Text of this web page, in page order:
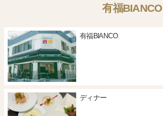
有福BIANCO
有福BIANCO
ディナー